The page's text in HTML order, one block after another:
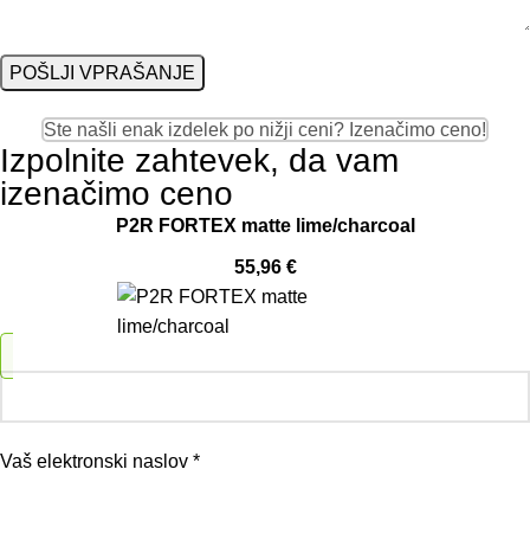
Ste našli enak izdelek po nižji ceni? Izenačimo ceno!
Izpolnite zahtevek, da vam
izenačimo ceno
P2R FORTEX matte lime/charcoal
55,96 €
Vaš elektronski naslov *